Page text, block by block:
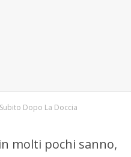
Dopo La Doccia
molti pochi sanno,